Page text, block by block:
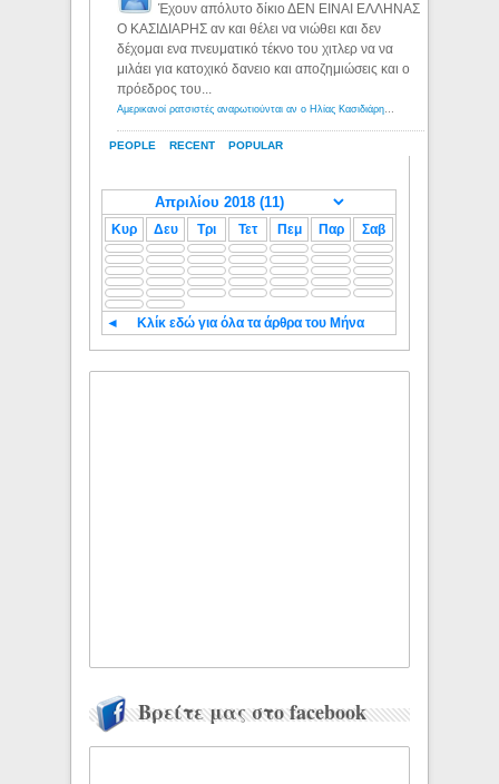
PEOPLE RECENT POPULAR
Έχουν απόλυτο δίκιο ΔΕΝ ΕΙΝΑΙ ΕΛΛΗΝΑΣ
Ο ΚΑΣΙΔΙΑΡΗΣ αν και θέλει να νιώθει και δεν
δέχομαι ενα πνευματικό τέκνο του χιτλερ να να
μιλάει για κατοχικό δανειο και αποζημιώσεις και ο
πρόεδρος του...
Αμερικανοί ρατσιστές αναρωτιούνται αν ο Ηλίας Κασιδιάρης ανήκει στη λευκή φυλή... - Λόγιος Ερμής
Κυρ Δευ Τρι Τετ Πεμ Παρ Σαβ
◄ Κλίκ εδώ για όλα τα άρθρα του Μήνα
Βρείτε μας στο facebook